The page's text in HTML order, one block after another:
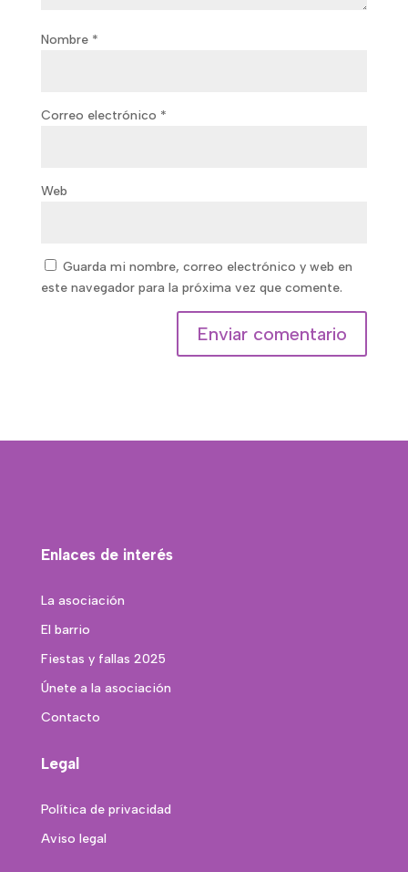
Nombre *
Correo electrónico *
Web
Guarda mi nombre, correo electrónico y web en
este navegador para la próxima vez que comente.
Enlaces de interés
La asociación
El barrio
Fiestas y fallas 2025
Únete a la asociación
Contacto
Legal
Política de privacidad
Aviso legal